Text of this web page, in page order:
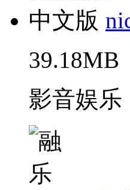
39.18MB
影音娱乐